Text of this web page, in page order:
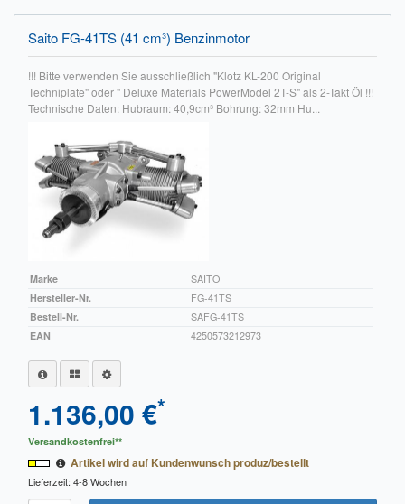
Saito FG-41TS (41 cm³) Benzinmotor
!!! Bitte verwenden Sie ausschließlich "Klotz KL-200 Original
Techniplate" oder " Deluxe Materials PowerModel 2T-S" als 2-Takt Öl !!!
Technische Daten: Hubraum: 40,9cm³ Bohrung: 32mm Hu...
Marke
SAITO
Hersteller-Nr.
FG-41TS
Bestell-Nr.
SAFG-41TS
EAN
4250573212973
1.136,00 €*
Versandkostenfrei**
Artikel wird auf Kundenwunsch produz/bestellt
Lieferzeit: 4-8 Wochen